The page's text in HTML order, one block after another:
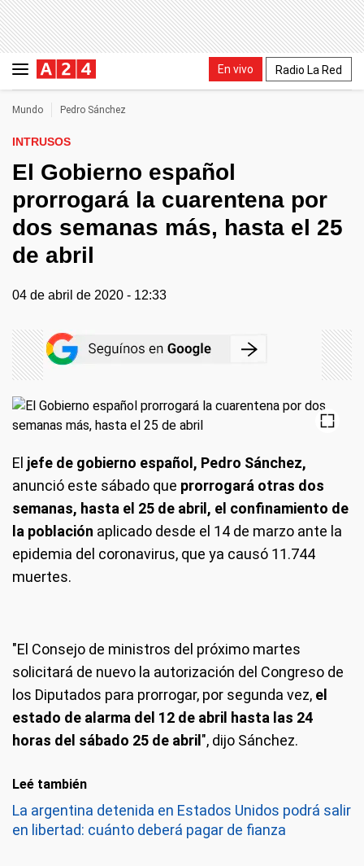
En vivo Radio La Red
Mundo Pedro Sánchez
INTRUSOS
El Gobierno español
prorrogará la cuarentena por
dos semanas más, hasta el 25
de abril
04 de abril de 2020 - 12:33
El jefe de gobierno español, Pedro Sánchez,
anunció este sábado que prorrogará otras dos
semanas, hasta el 25 de abril, el confinamiento de
la población aplicado desde el 14 de marzo ante la
epidemia del coronavirus, que ya causó 11.744
muertes.
"El Consejo de ministros del próximo martes
solicitará de nuevo la autorización del Congreso de
los Diputados para prorrogar, por segunda vez, el
estado de alarma del 12 de abril hasta las 24
horas del sábado 25 de abril ", dijo Sánchez.
Leé también
La argentina detenida en Estados Unidos podrá salir
en libertad: cuánto deberá pagar de fianza